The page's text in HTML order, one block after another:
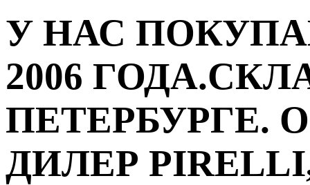
У НАС
2006
ПЕТЕРБУРГЕ.
ДИЛЕР